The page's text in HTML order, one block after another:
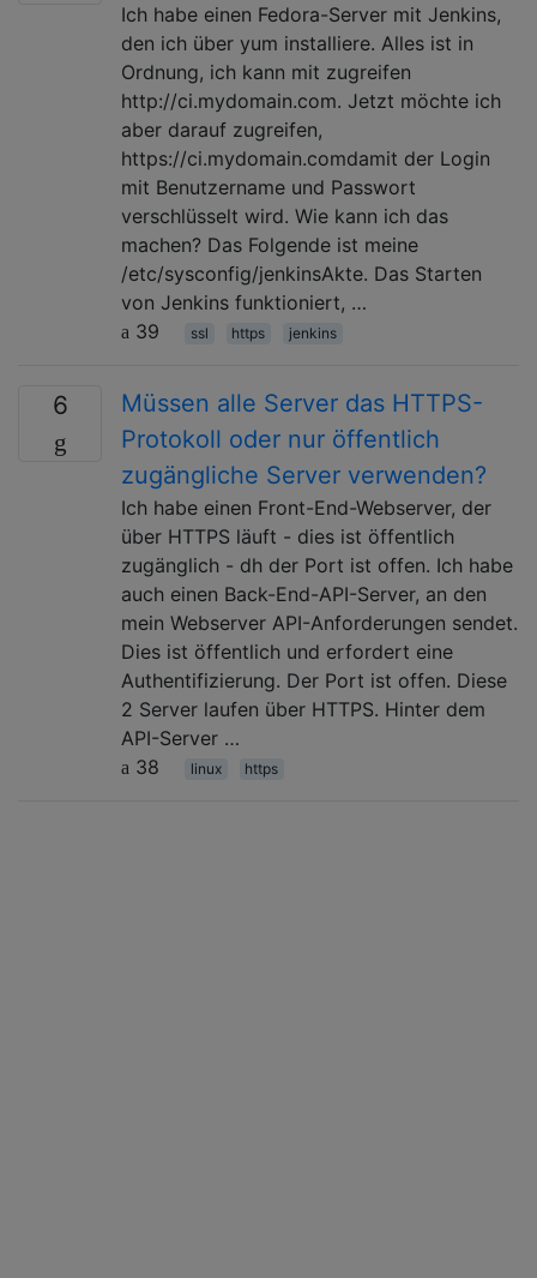
Ich habe einen Fedora-Server mit Jenkins,
den ich über yum installiere. Alles ist in
Ordnung, ich kann mit zugreifen
http://ci.mydomain.com. Jetzt möchte ich
aber darauf zugreifen,
https://ci.mydomain.comdamit der Login
mit Benutzername und Passwort
verschlüsselt wird. Wie kann ich das
machen? Das Folgende ist meine
/etc/sysconfig/jenkinsAkte. Das Starten
von Jenkins funktioniert, …
39
ssl https jenkins
6
Müssen alle Server das HTTPS-
Protokoll oder nur öffentlich
zugängliche Server verwenden?
Ich habe einen Front-End-Webserver, der
über HTTPS läuft - dies ist öffentlich
zugänglich - dh der Port ist offen. Ich habe
auch einen Back-End-API-Server, an den
mein Webserver API-Anforderungen sendet.
Dies ist öffentlich und erfordert eine
Authentifizierung. Der Port ist offen. Diese
2 Server laufen über HTTPS. Hinter dem
API-Server …
38
linux https